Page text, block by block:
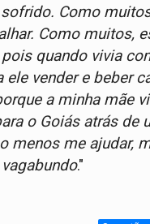
Como
Como muitos,
quando vivia
vender e beber
a minha mãe
o Goiás atrás de
menos me ajudar,
."